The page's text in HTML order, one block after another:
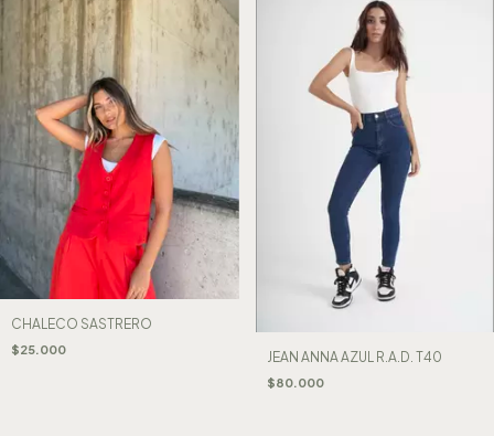
CHALECO SASTRERO
$25.000 JEAN ANNA AZUL R.A.D. T40
$80.000